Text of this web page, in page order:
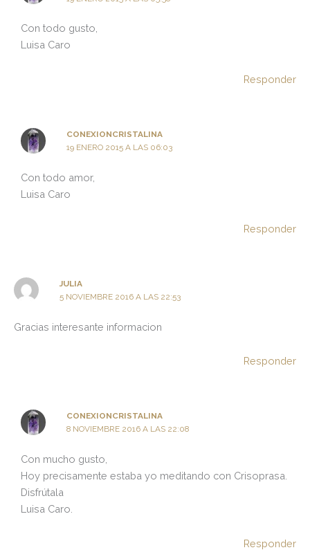
Con todo gusto,
Luisa Caro
Responder
CONEXIONCRISTALINA
19 ENERO 2015 A LAS 06:03
Con todo amor,
Luisa Caro
Responder
JULIA
5 NOVIEMBRE 2016 A LAS 22:53
Gracias interesante informacion
Responder
CONEXIONCRISTALINA
8 NOVIEMBRE 2016 A LAS 22:08
Con mucho gusto,
Hoy precisamente estaba yo meditando con Crisoprasa.
Disfrútala
Luisa Caro.
Responder